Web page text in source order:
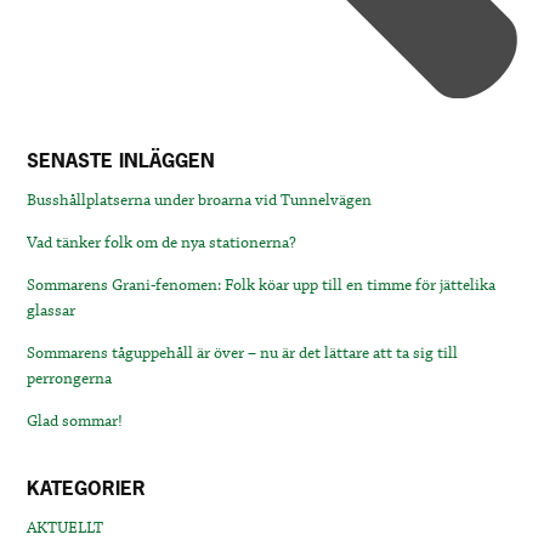
SENASTE INLÄGGEN
Busshållplatserna under broarna vid Tunnelvägen
Vad tänker folk om de nya stationerna?
Sommarens Grani-fenomen: Folk köar upp till en timme för jättelika
glassar
Sommarens tåguppehåll är över – nu är det lättare att ta sig till
perrongerna
Glad sommar!
KATEGORIER
AKTUELLT